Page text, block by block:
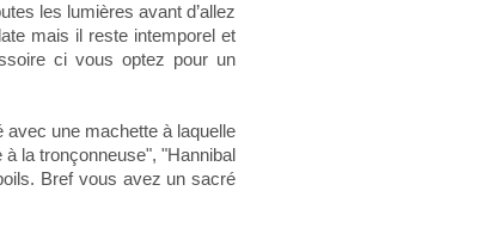
les lumières avant d’allez
mais il reste intemporel et
ci vous optez pour un
avec une machette à laquelle
la tronçonneuse", "Hannibal
Bref vous avez un sacré